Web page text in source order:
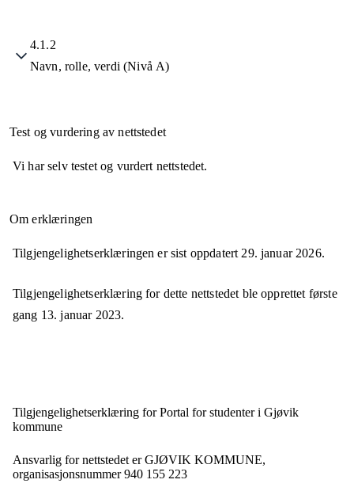
4.1.2
Navn, rolle, verdi (Nivå A)
Test og vurdering av nettstedet
Vi har selv testet og vurdert nettstedet.
Om erklæringen
Tilgjengelighetserklæringen er sist oppdatert29. januar 2026.
Tilgjengelighetserklæring for dette nettstedet ble opprettet første
gang 13. januar 2023.
Tilgjengelighets­erklæring forPortal for studenter i Gjøvik
kommune
Ansvarlig for nettstedet erGJØVIK KOMMUNE,
organisasjonsnummer 940 155 223